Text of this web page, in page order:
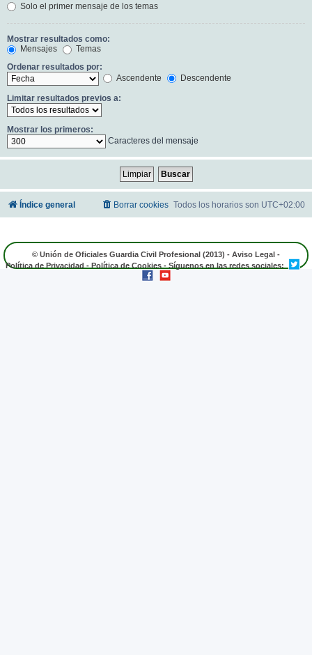
Solo el primer mensaje de los temas
Mostrar resultados como:
Mensajes
Temas
Ordenar resultados por:
Ascendente
Descendente
Limitar resultados previos a:
Mostrar los primeros:
Caracteres del mensaje
Índice general Todos los horarios son UTC+02:00
Borrar cookies
© Unión de Oficiales Guardia Civil Profesional (2013) - Aviso Legal -
Política de Privacidad - Política de Cookies - Síguenos en las redes sociales: